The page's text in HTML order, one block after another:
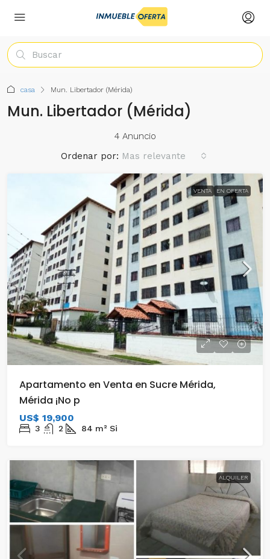
casa Mun. Libertador (Mérida)
Mun. Libertador (Mérida)
4 Anuncio
Ordenar por: Mas relevante
VENTA EN OFERTA
Apartamento en Venta en Sucre Mérida,
Mérida ¡No p
US$ 19,900
3 2 84 m² Si
ALQUILER